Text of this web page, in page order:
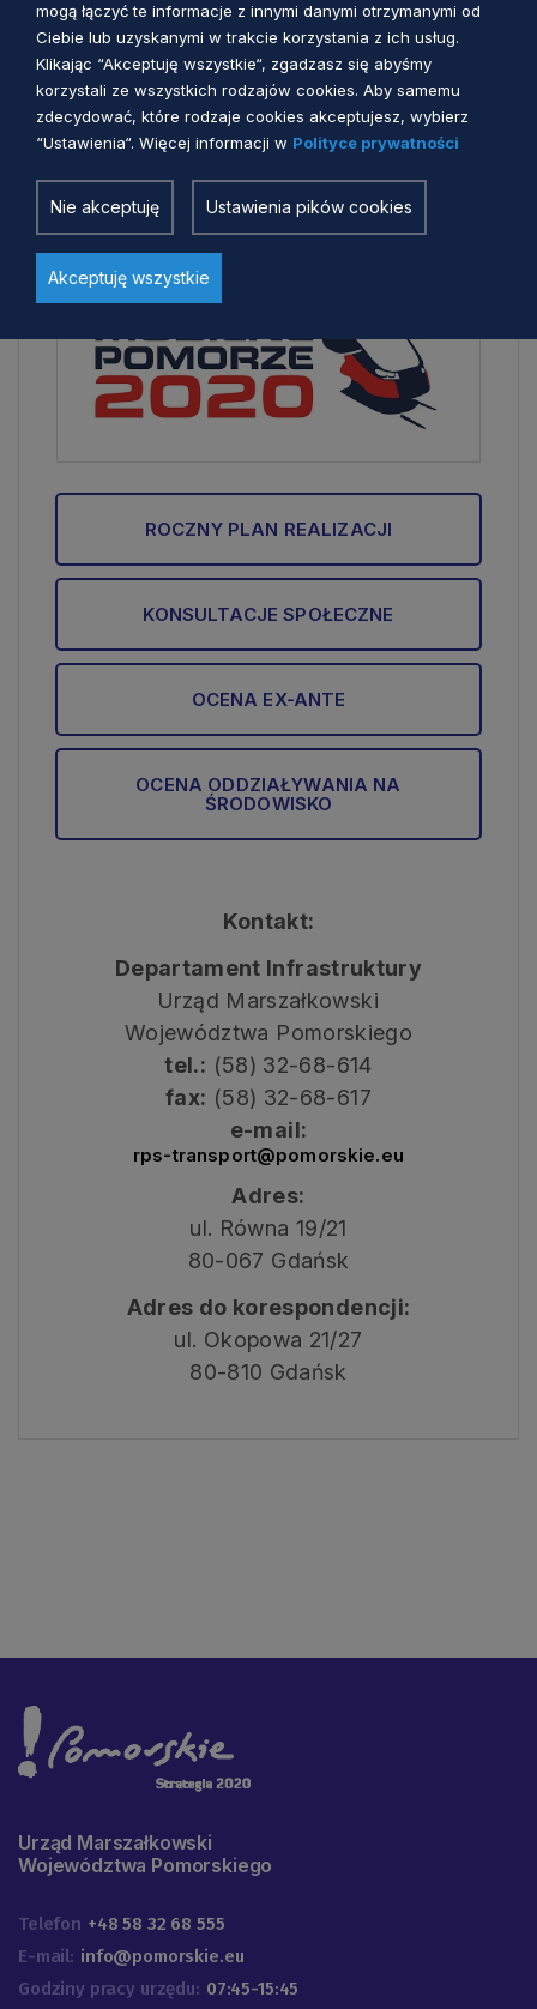
Załącznik nr 4 do Uchwały 951/275/13 Zarządu
Województwa Pomorskiego z dnia 13 sierpnia 2013
r. w sprawie przyjęcia Regionalnego Programu
Strategicznego w zakresie transportu Mobilne
Pomorze, Uzasadnienia oraz Podsumowania do
Regionalnego Programu Strategicznego w zakresie
transpotru Mobilne Pomorze
ROCZNY PLAN REALIZACJI
KONSULTACJE SPOŁECZNE
OCENA EX-ANTE
OCENA ODDZIAŁYWANIA NA
ŚRODOWISKO
Kontakt:
Departament Infrastruktury
Urząd Marszałkowski
Województwa Pomorskiego
tel.: (58) 32-68-614
fax: (58) 32-68-617
e-mail:
rps-transport@pomorskie.eu
Adres:
ul. Równa 19/21
80-067 Gdańsk
Adres do korespondencji:
ul. Okopowa 21/27
80-810 Gdańsk
Urząd Marszałkowski
Województwa Pomorskiego
Telefon +48 58 32 68 555
E-mail: info@pomorskie.eu
Godziny pracy urzędu: 07:45-15:45
mogą łączyć te informacje z innymi danymi otrzymanymi od
Ciebie lub uzyskanymi w trakcie korzystania z ich usług.
Klikając “Akceptuję wszystkie“, zgadzasz się abyśmy
korzystali ze wszystkich rodzajów cookies. Aby samemu
zdecydować, które rodzaje cookies akceptujesz, wybierz
“Ustawienia“. Więcej informacji w Polityce prywatności
Nie akceptuję Ustawienia pików cookies
Akceptuję wszystkie